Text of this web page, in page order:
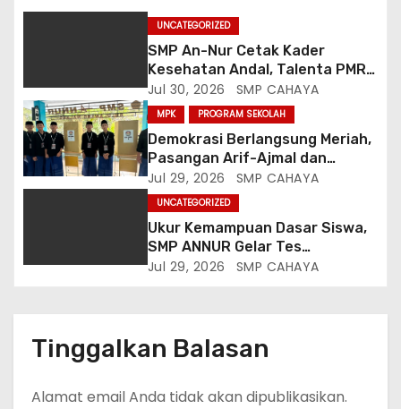
UNCATEGORIZED
SMP An-Nur Cetak Kader
Kesehatan Andal, Talenta PMR
Putri Serap Ilmu Penyakit dan
Sanitasi dari Mahasiswa
Poltekkes Malang
Jul 30, 2026 SMP CAHAYA
MPK PROGRAM SEKOLAH
Demokrasi Berlangsung Meriah,
Pasangan Arif-Ajmal dan
Qeenantyya-Siska Resmi
Terpilih Pimpin OSIS SMP An-Nur
Jul 29, 2026 SMP CAHAYA
UNCATEGORIZED
Ukur Kemampuan Dasar Siswa,
SMP ANNUR Gelar Tes
Matrikulasi Matematika
Jul 29, 2026 SMP CAHAYA
Tinggalkan Balasan
Alamat email Anda tidak akan dipublikasikan.